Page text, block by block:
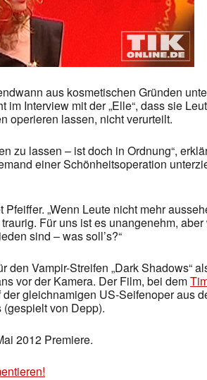
aus kosmetischen Gründen
Interview mit der „Elle“, dass sie
operieren lassen, nicht verurteilt.
zu lassen – ist doch in Ordnung“,
einer Schönheitsoperation
„Wenn Leute nicht mehr
Für uns ist es unangenehm,
sind – was soll’s?“
den Vampir-Streifen „Dark Shadows“
vor der Kamera. Der Film, bei dem
gleichnamigen US-Seifenoper aus
von Depp).
2012 Premiere.